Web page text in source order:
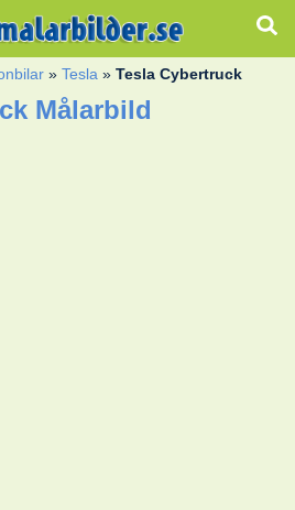
»Tesla »Tesla Cybertruck
Målarbild